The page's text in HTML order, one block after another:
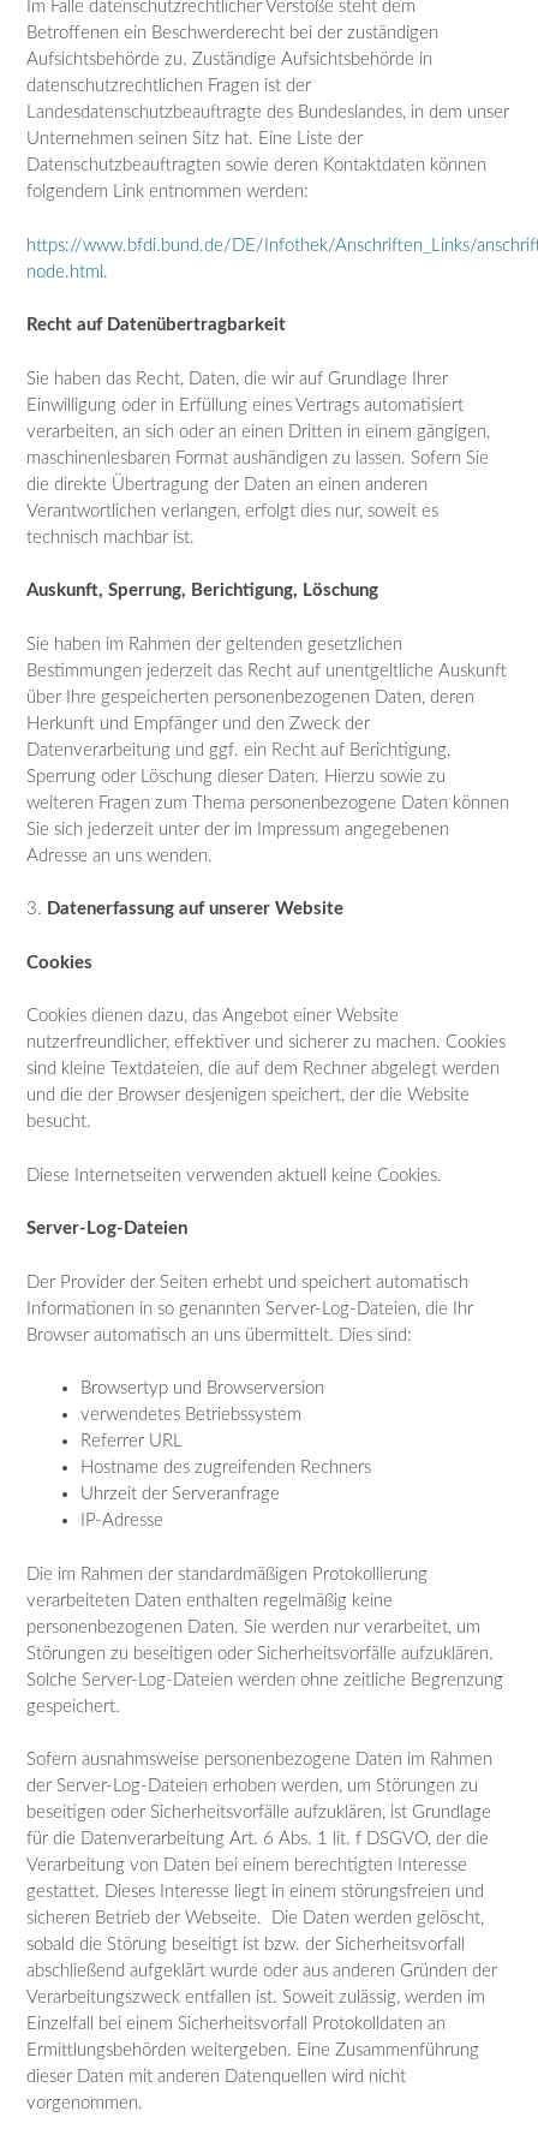
Im Falle datenschutzrechtlicher Verstöße steht dem
Betroffenen ein Beschwerderecht bei der zuständigen
Aufsichtsbehörde zu. Zuständige Aufsichtsbehörde in
datenschutzrechtlichen Fragen ist der
Landesdatenschutzbeauftragte des Bundeslandes, in dem unser
Unternehmen seinen Sitz hat. Eine Liste der
Datenschutzbeauftragten sowie deren Kontaktdaten können
folgendem Link entnommen werden:
https://www.bfdi.bund.de/DE/Infothek/Anschriften_Links/
node.html .
Recht auf Datenübertragbarkeit
Sie haben das Recht, Daten, die wir auf Grundlage Ihrer
Einwilligung oder in Erfüllung eines Vertrags automatisiert
verarbeiten, an sich oder an einen Dritten in einem gängigen,
maschinenlesbaren Format aushändigen zu lassen. Sofern Sie
die direkte Übertragung der Daten an einen anderen
Verantwortlichen verlangen, erfolgt dies nur, soweit es
technisch machbar ist.
Auskunft, Sperrung, Berichtigung, Löschung
Sie haben im Rahmen der geltenden gesetzlichen
Bestimmungen jederzeit das Recht auf unentgeltliche Auskunft
über Ihre gespeicherten personenbezogenen Daten, deren
Herkunft und Empfänger und den Zweck der
Datenverarbeitung und ggf. ein Recht auf Berichtigung,
Sperrung oder Löschung dieser Daten. Hierzu sowie zu
weiteren Fragen zum Thema personenbezogene Daten können
Sie sich jederzeit unter der im Impressum angegebenen
Adresse an uns wenden.
3. Datenerfassung auf unserer Website
Cookies
Cookies dienen dazu, das Angebot einer Website
nutzerfreundlicher, effektiver und sicherer zu machen. Cookies
sind kleine Textdateien, die auf dem Rechner abgelegt werden
und die der Browser desjenigen speichert, der die Website
besucht.
Diese Internetseiten verwenden aktuell keine Cookies.
Server-Log-Dateien
Der Provider der Seiten erhebt und speichert automatisch
Informationen in so genannten Server-Log-Dateien, die Ihr
Browser automatisch an uns übermittelt. Dies sind:
Browsertyp und Browserversion
verwendetes Betriebssystem
Referrer URL
Hostname des zugreifenden Rechners
Uhrzeit der Serveranfrage
IP-Adresse
Die im Rahmen der standardmäßigen Protokollierung
verarbeiteten Daten enthalten regelmäßig keine
personenbezogenen Daten. Sie werden nur verarbeitet, um
Störungen zu beseitigen oder Sicherheitsvorfälle aufzuklären.
Solche Server-Log-Dateien werden ohne zeitliche Begrenzung
gespeichert.
Sofern ausnahmsweise personenbezogene Daten im Rahmen
der Server-Log-Dateien erhoben werden, um Störungen zu
beseitigen oder Sicherheitsvorfälle aufzuklären, ist Grundlage
für die Datenverarbeitung Art. 6 Abs. 1 lit. f DSGVO, der die
Verarbeitung von Daten bei einem berechtigten Interesse
gestattet. Dieses Interesse liegt in einem störungsfreien und
sicheren Betrieb der Webseite. Die Daten werden gelöscht,
sobald die Störung beseitigt ist bzw. der Sicherheitsvorfall
abschließend aufgeklärt wurde oder aus anderen Gründen der
Verarbeitungszweck entfallen ist. Soweit zulässig, werden im
Einzelfall bei einem Sicherheitsvorfall Protokolldaten an
Ermittlungsbehörden weitergeben. Eine Zusammenführung
dieser Daten mit anderen Datenquellen wird nicht
vorgenommen.